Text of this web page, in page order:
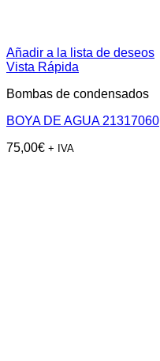
Añadir a la lista de deseos
Vista Rápida
Bombas de condensados
BOYA DE AGUA 21317060
75,00€ + IVA